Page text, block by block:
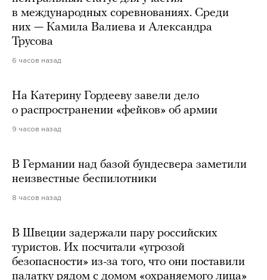
в международных соревнованиях. Среди
них — Камила Валиева и Александра
Трусова
6 часов назад
На Катерину Гордееву завели дело
о распространении «фейков» об армии
9 часов назад
В Германии над базой бундесвера заметили
неизвестные беспилотники
8 часов назад
В Швеции задержали пару российских
туристов. Их посчитали «угрозой
безопасности» из-за того, что они поставили
палатку рядом с домом «охраняемого лица»